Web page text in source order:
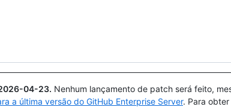
04-23. Nenhum lançamento de patch será feito,
a última versão do GitHub Enterprise Server. Para